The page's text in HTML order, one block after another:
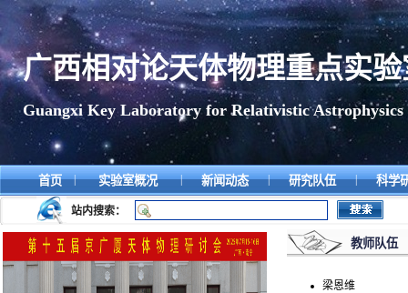
广西相对论天体物理重点实验
Guangxi Key Laboratory for Relativistic Astrophysics
首页 | 实验室概况 | 新闻动态 | 研究队伍 | 科学
站内搜索：
教师队伍
梁恩维